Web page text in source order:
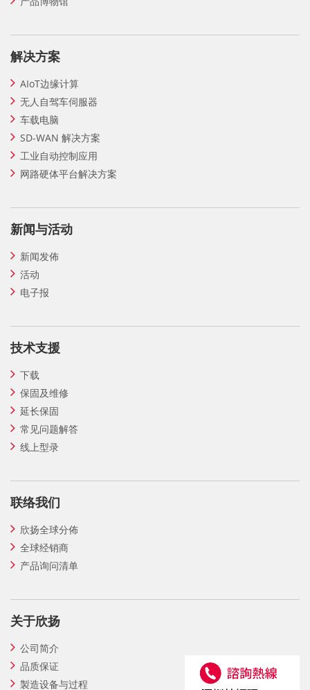
解决方案
AIoT边缘计算
无人自驾车伺服器
车载电脑
SD-WAN 解决方案
工业自动控制应用
网路硬体平台解决方案
新闻与活动
新闻发佈
活动
电子报
技术支援
下载
保固及维修
延长保固
常见问题解答
线上型录
联络我们
欣扬全球分佈
全球经销商
产品询问清单
关于欣扬
公司简介
品质保证
製造设备与过程